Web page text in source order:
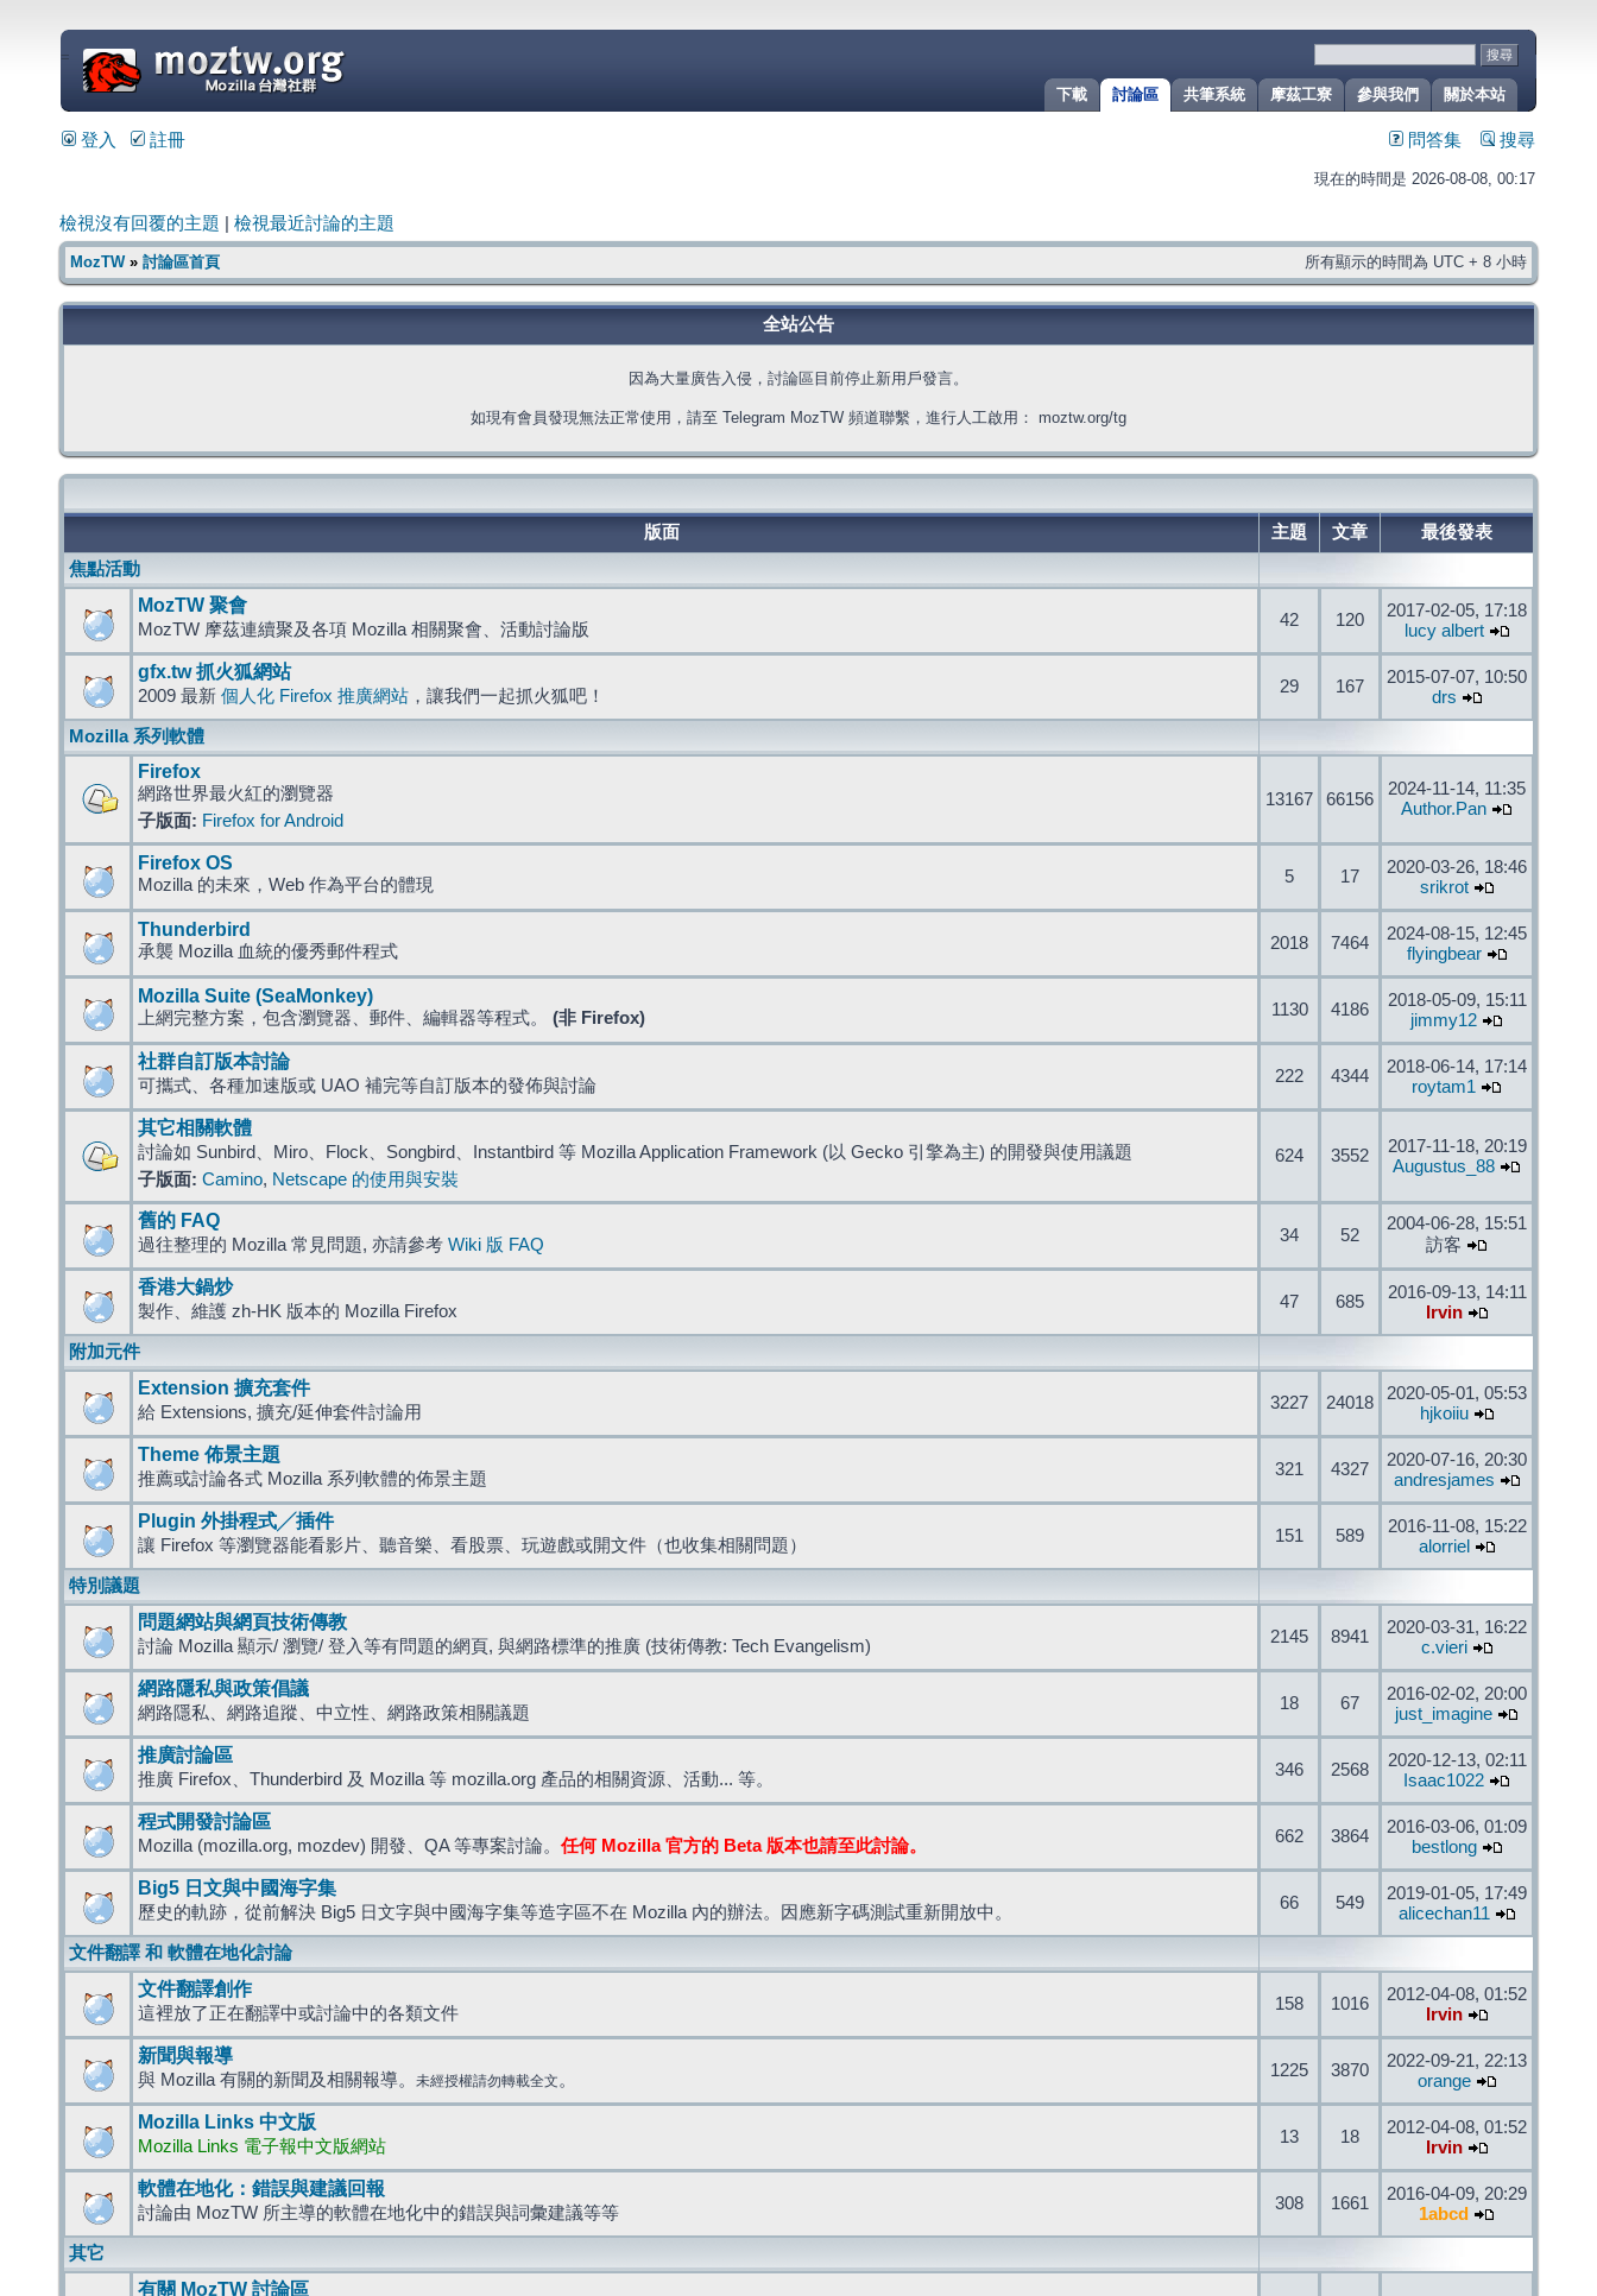
關於本站
參與我們
摩茲工寮
共筆系統
討論區
下載
=
登入 註冊 問答集 搜尋
現在的時間是 2026-08-08, 00:17
檢視沒有回覆的主題 檢視最近討論的主題
MozTW» 討論區首頁 所有顯示的時間為 UTC + 8 小時
全站公告
因為大量廣告入侵，討論區目前停止新用戶發言。
如現有會員發現無法正常使用，請至 Telegram MozTW 頻道聯繫，進行人工啟用： moztw.org/tg
版面 主題 文章
最後發表
焦點活動
MozTW 聚會
MozTW 摩茲連續聚及各項 Mozilla 相關聚會、活動討論版 42 120
2017-02-05, 17:18
lucy albert
gfx.tw 抓火狐網站
2009 最新 個人化 Firefox 推廣網站 ，讓我們一起抓火狐吧！ 29 167
2015-07-07, 10:50
drs
Mozilla 系列軟體
Firefox
網路世界最火紅的瀏覽器
子版面: Firefox for Android
13167 66156
2024-11-14, 11:35
Author.Pan
Firefox OS
Mozilla 的未來，Web 作為平台的體現 5 17
2020-03-26, 18:46
srikrot
Thunderbird
承襲 Mozilla 血統的優秀郵件程式 2018 7464
2024-08-15, 12:45
flyingbear
Mozilla Suite (SeaMonkey)
上網完整方案，包含瀏覽器、郵件、編輯器等程式。 (非 Firefox) 1130 4186
2018-05-09, 15:11
jimmy12
社群自訂版本討論
可攜式、各種加速版或 UAO 補完等自訂版本的發佈與討論 222 4344
2018-06-14, 17:14
roytam1
其它相關軟體
討論如 Sunbird、Miro、Flock、Songbird、Instantbird 等 Mozilla Application Framework (以 Gecko 引擎為主) 的開發與使用議題
子版面: Camino, Netscape 的使用與安裝
624 3552
2017-11-18, 20:19
Augustus_88
舊的 FAQ
過往整理的 Mozilla 常見問題, 亦請參考 Wiki 版 FAQ 34 52
2004-06-28, 15:51
訪客
香港大鍋炒
製作、維護 zh-HK 版本的 Mozilla Firefox 47 685
2016-09-13, 14:11
Irvin
附加元件
Extension 擴充套件
給 Extensions, 擴充/延伸套件討論用 3227 24018
2020-05-01, 05:53
hjkoiiu
Theme 佈景主題
推薦或討論各式 Mozilla 系列軟體的佈景主題 321 4327
2020-07-16, 20:30
andresjames
Plugin 外掛程式╱插件
讓 Firefox 等瀏覽器能看影片、聽音樂、看股票、玩遊戲或開文件（也收集相關問題） 151 589
2016-11-08, 15:22
alorriel
特別議題
問題網站與網頁技術傳教
討論 Mozilla 顯示/ 瀏覽/ 登入等有問題的網頁, 與網路標準的推廣 (技術傳教: Tech Evangelism) 2145 8941
2020-03-31, 16:22
c.vieri
網路隱私與政策倡議
網路隱私、網路追蹤、中立性、網路政策相關議題 18 67
2016-02-02, 20:00
just_imagine
推廣討論區
推廣 Firefox、Thunderbird 及 Mozilla 等 mozilla.org 產品的相關資源、活動... 等。 346 2568
2020-12-13, 02:11
Isaac1022
程式開發討論區
Mozilla (mozilla.org, mozdev) 開發、QA 等專案討論。 任何 Mozilla 官方的 Beta 版本也請至此討論。 662 3864
2016-03-06, 01:09
bestlong
Big5 日文與中國海字集
歷史的軌跡，從前解決 Big5 日文字與中國海字集等造字區不在 Mozilla 內的辦法。因應新字碼測試重新開放中。 66 549
2019-01-05, 17:49
alicechan11
文件翻譯 和 軟體在地化討論
文件翻譯創作
這裡放了正在翻譯中或討論中的各類文件 158 1016
2012-04-08, 01:52
Irvin
新聞與報導
與 Mozilla 有關的新聞及相關報導。 未經授權請勿轉載全文 。 1225 3870
2022-09-21, 22:13
orange
Mozilla Links 中文版
Mozilla Links 電子報中文版網站 13 18
2012-04-08, 01:52
Irvin
軟體在地化：錯誤與建議回報
討論由 MozTW 所主導的軟體在地化中的錯誤與詞彙建議等等 308 1661
2016-04-09, 20:29
1abcd
其它
有關 MozTW 討論區